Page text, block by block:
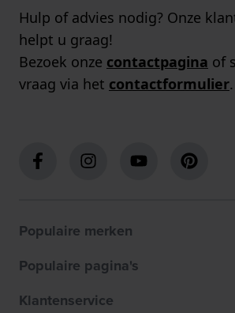
Hulp of advies nodig? Onze
helpt u graag!
Bezoek onze contactpagina of
vraag via het contactformulier.
Populaire merken
Populaire pagina's
Klantenservice